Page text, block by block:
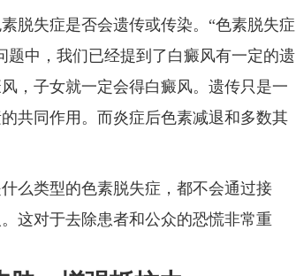
脱失症是否会遗传或传染。“色素脱失症
题中，我们已经提到了白癜风有一定的遗
，子女就一定会得白癜风。遗传只是一
共同作用。而炎症后色素减退和多数其
么类型的色素脱失症，都不会通过接
这对于去除患者和公众的恐慌非常重